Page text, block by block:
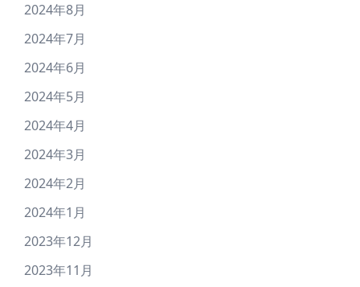
2024年8月
2024年7月
2024年6月
2024年5月
2024年4月
2024年3月
2024年2月
2024年1月
2023年12月
2023年11月